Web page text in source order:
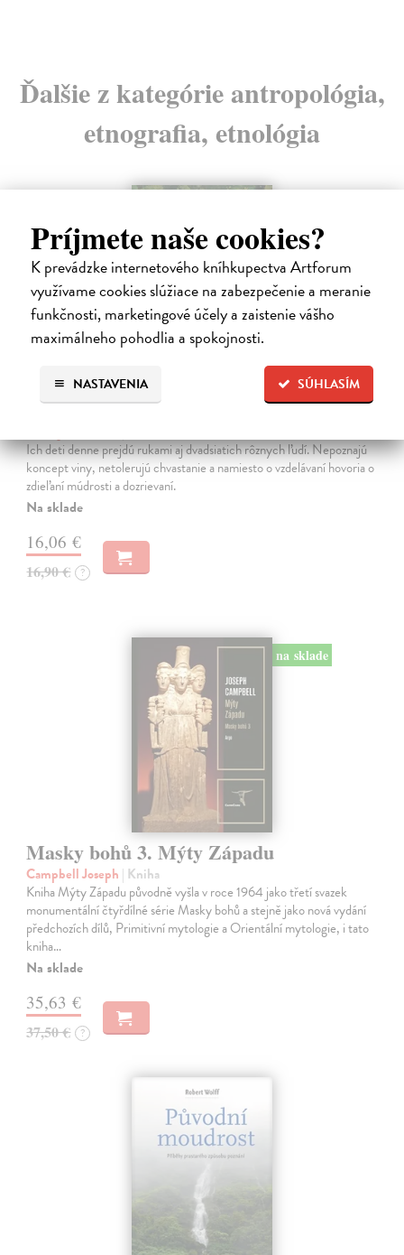
Príjmete naše cookies?
K prevádzke internetového kníhkupectva Artforum
využívame cookies slúžiace na zabezpečenie a meranie
funkčnosti, marketingové účely a zaistenie vášho
maximálneho pohodlia a spokojnosti.
SÚHLASÍM
NASTAVENIA
Ďalšie z kategórie antropológia,
etnografia, etnológia
Hovor ústami Yaka
Ich deti denne prejdú rukami aj dvadsiatich rôznych ľudí. Nepoznajú
koncept viny, netolerujú chvastanie a namiesto o vzdelávaní hovoria o
zdieľaní múdrosti a dozrievaní.
Na sklade
16,06 €
16,90 € ?
na sklade
Masky bohů 3. Mýty Západu
Campbell Joseph | Kniha
Kniha Mýty Západu původně vyšla v roce 1964 jako třetí svazek
monumentální čtyřdílné série Masky bohů a stejně jako nová vydání
předchozích dílů, Primitivní mytologie a Orientální mytologie, i tato
kniha…
Na sklade
35,63 €
37,50 € ?